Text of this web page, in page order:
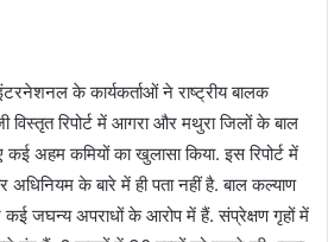
के कार्यकर्ताओं ने राष्ट्रीय बालक
रिपोर्ट में आगरा और मथुरा जिलों के बाल
अहम कमियों का खुलासा किया. इस रिपोर्ट में
अधिनियम के बारे में ही पता नहीं है. बाल कल्याण
जघन्य अपराधों के आरोप में हैं. संप्रेक्षण गृहों में